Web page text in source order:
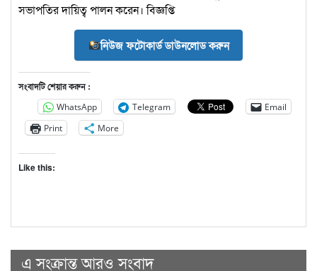
সভাপতির দায়িত্ব পালন করেন। বিজ্ঞপ্তি
নিউজ ফটোকার্ড ডাউনলোড করুন
সংবাদটি শেয়ার করুন :
WhatsApp Telegram
Email
Print
More
Like this:
এ সংক্রান্ত আরও সংবাদ